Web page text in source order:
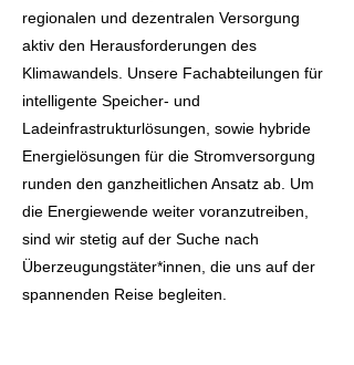
regionalen und dezentralen Versorgung
aktiv den Herausforderungen des
Klimawandels. Unsere Fachabteilungen für
intelligente Speicher- und
Ladeinfrastrukturlösungen, sowie hybride
Energielösungen für die Stromversorgung
runden den ganzheitlichen Ansatz ab. Um
die Energiewende weiter voranzutreiben,
sind wir stetig auf der Suche nach
Überzeugungstäter*innen, die uns auf der
spannenden Reise begleiten.